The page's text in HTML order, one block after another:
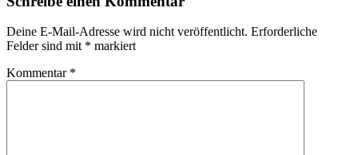
Deine E-Mail-Adresse wird nicht veröffentlicht. Erforderliche
Felder sind mit * markiert
Kommentar *